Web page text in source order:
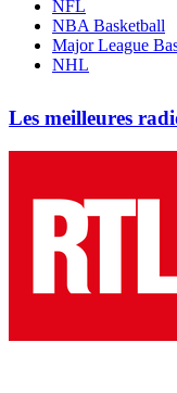
NFL
NBA Basketball
Major League
NHL
Les meilleures